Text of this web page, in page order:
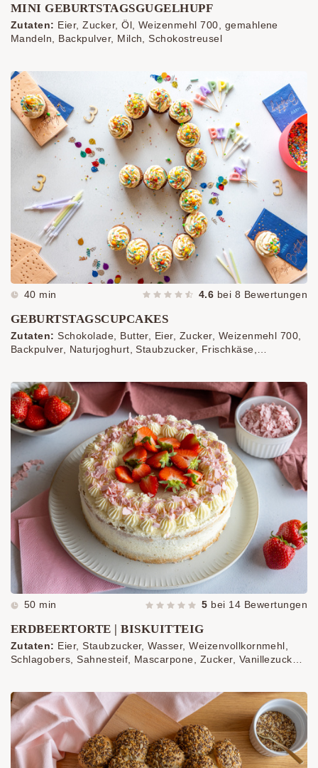
MINI GEBURTSTAGSGUGELHUPF
Zutaten: Eier, Zucker, Öl, Weizenmehl 700, gemahlene
Mandeln, Backpulver, Milch, Schokostreusel
40 min 4.6 bei 8 Bewertungen
GEBURTSTAGSCUPCAKES
Zutaten: Schokolade, Butter, Eier, Zucker, Weizenmehl 700,
Backpulver, Naturjoghurt, Staubzucker, Frischkäse,
50 min 5 bei 14 Bewertungen
ERDBEERTORTE | BISKUITTEIG
Zutaten: Eier, Staubzucker, Wasser, Weizenvollkornmehl,
Schlagobers, Sahnesteif, Mascarpone, Zucker, Vanillezucker,